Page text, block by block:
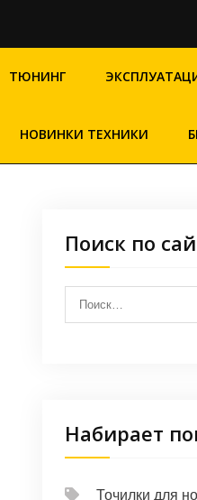
ТЮНИНГ
НОВИНКИ ТЕХНИКИ
Поиск по
Набирает
Точилки для